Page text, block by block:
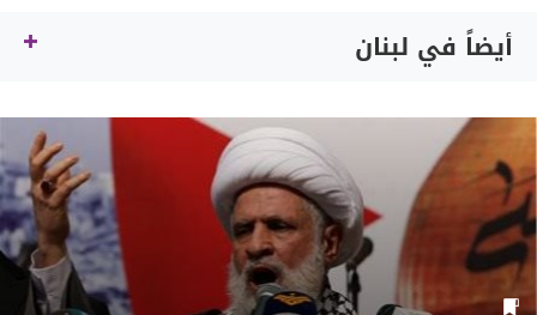
أيضاً في لبنان